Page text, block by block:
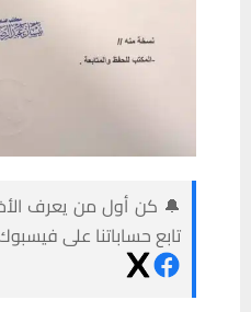
🔔 كن أول من يعرف
تابع حساباتنا على